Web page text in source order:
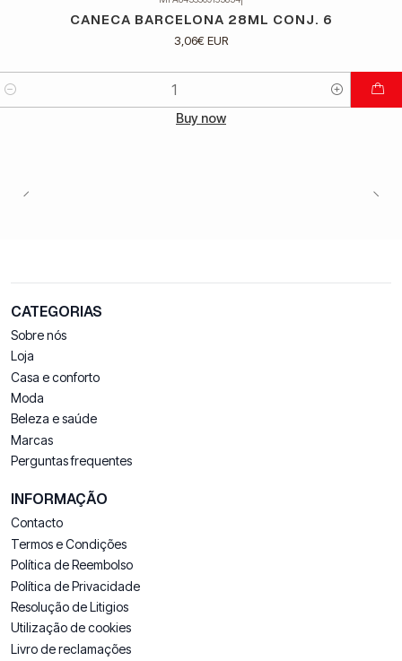
CANECA BARCELONA 28ML CONJ. 6
3,06€ EUR
Buy now
CATEGORIAS
Sobre nós
Loja
Casa e conforto
Moda
Beleza e saúde
Marcas
Perguntas frequentes
INFORMAÇÃO
Contacto
Termos e Condições
Política de Reembolso
Política de Privacidade
Resolução de Litigios
Utilização de cookies
Livro de reclamações